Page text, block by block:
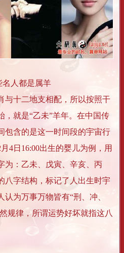
名人都是属羊
十二地支相配，所以按照干
，就是“乙未”羊年。在中国传
包含的是这一时间段的宇宙行
4日16:00出生的婴儿为例，用
为：乙未、戊寅、辛亥、丙
八字结构，标记了人出生时宇
为万事万物皆有“刑、冲、
规律，所谓运势好坏就指这八